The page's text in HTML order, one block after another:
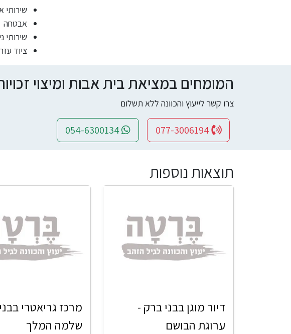
שירותי
אבטחה
שירותי
ציוד
המומחים במציאת בית אבות ומיצוי
צרו קשר לייעוץ והכוונה ללא תשלום
תוצאות נוספות
דיור מוגן בבני ברק -
ערוגת הבושם
מרכז גריאטרי
שלמה המלך